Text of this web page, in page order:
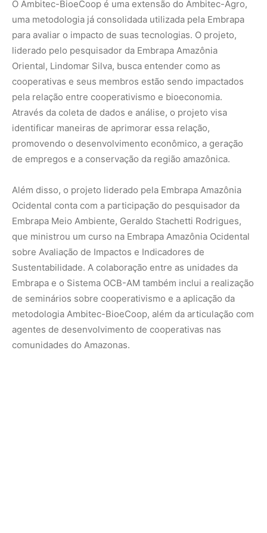
Ocidental conta com a participação do pesquisador da
Embrapa Meio Ambiente, Geraldo Stachetti Rodrigues,
que ministrou um curso na Embrapa Amazônia Ocidental
sobre Avaliação de Impactos e Indicadores de
Sustentabilidade. A colaboração entre as unidades da
Embrapa e o Sistema OCB-AM também inclui a realização
de seminários sobre cooperativismo e a aplicação da
metodologia Ambitec-BioeCoop, além da articulação com
agentes de desenvolvimento de cooperativas nas
comunidades do Amazonas.